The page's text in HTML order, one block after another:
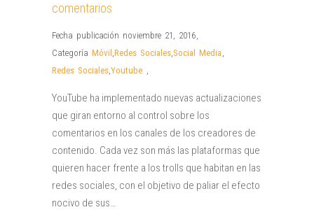
comentarios
Fecha publicación noviembre 21, 2016,
Categoría Móvil ,Redes Sociales,Social Media ,
Redes Sociales,Youtube ,
YouTube ha implementado nuevas actualizaciones
que giran entorno al control sobre los
comentarios en los canales de los creadores de
contenido. Cada vez son más las plataformas que
quieren hacer frente a los trolls que habitan en las
redes sociales, con el objetivo de paliar el efecto
nocivo de sus…